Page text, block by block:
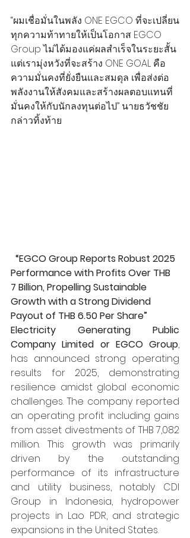
“ผมเชื่อมั่นในพลัง ONE EGCO ที่จะเปลี่ยน
ทุกความท้าทายให้เป็นโอกาส EGCO
Group ไม่ได้มองแค่ผลสำเร็จในระยะสั้น
แต่เรามุ่งหวังที่จะสร้าง ONE GOAL คือ
ความมั่นคงที่ยั่งยืนและสมดุล เพื่อส่งต่อ
พลังงานให้สังคมและสร้างผลตอบแทนที่
มั่นคงให้กับนักลงทุนต่อไป” นายธวัชชัย
กล่าวทิ้งท้าย
“EGCO Group Reports Robust 2025
Performance with Profits Over THB
7 Billion, Propelling Sustainable
Growth with a Strong Dividend
Payout of THB 6.50 Per Share”
Electricity Generating Public
Company Limited or EGCO Group,
has announced strong operating
results for 2025, demonstrating
resilience amidst global economic
challenges. The company reported
an operating profit including gains
from asset divestments of THB 7,082
million. This growth was primarily
driven by the outstanding
performance of its infrastructure
and utility business, notably CDI
Group in Indonesia, hydropower
projects in Lao PDR, and strategic
expansions in the United States.